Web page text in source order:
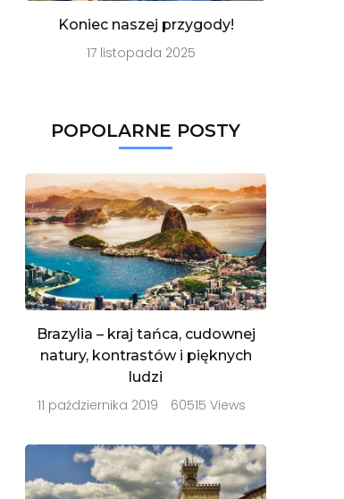
Koniec naszej przygody!
17 listopada 2025
POPOLARNE POSTY
Brazylia – kraj tańca, cudownej
natury, kontrastów i pięknych
ludzi
11 października 2019 60515 Views